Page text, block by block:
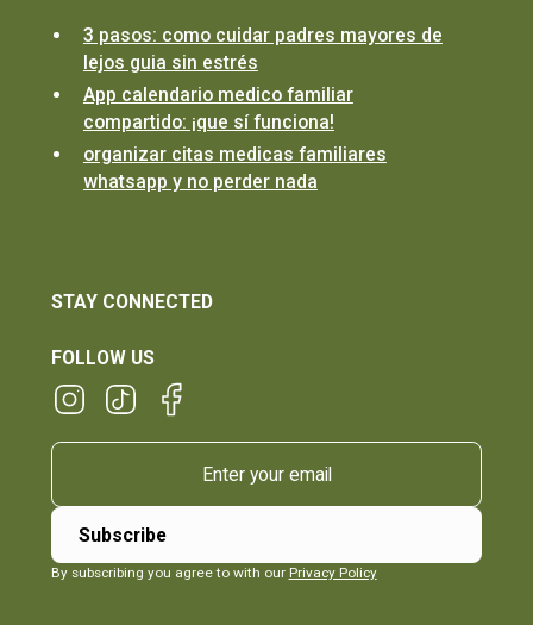
3 pasos: como cuidar padres mayores de
lejos guia sin estrés
App calendario medico familiar
compartido: ¡que sí funciona!
organizar citas medicas familiares
whatsapp y no perder nada
STAY CONNECTED
FOLLOW US
By subscribing you agree to with our Privacy Policy